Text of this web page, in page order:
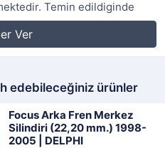
Temin edildiginde
Ver
edebileceğiniz ürünler
Focus Arka Fren Merkez
Silindiri (22,20 mm.) 1998-
2005 | DELPHI